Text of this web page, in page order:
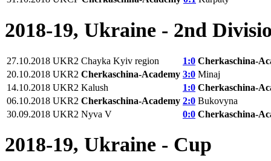
2018-19, Ukraine - 2nd
27.10.2018 UKR2 Chayka Kyiv region 1:0 Cherkaschina-
20.10.2018 UKR2 Cherkaschina-Academy 3:0 Minaj
14.10.2018 UKR2 Kalush 1:0 Cherkaschina-
06.10.2018 UKR2 Cherkaschina-Academy 2:0 Bukovyna
30.09.2018 UKR2 Nyva V 0:0 Cherkaschina-
2018-19, Ukraine - Cup